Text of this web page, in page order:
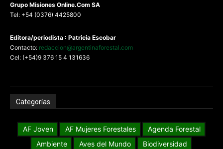
Grupo Misiones Online.Com SA
Tel: +54 (0376) 4425800
Editora/periodista : Patricia Escobar
Contacto: redaccion@argentinaforestal.com
Cel: (+54)9 376 15 4 131636
Categorías
AF Joven AF Mujeres Forestales
Agenda Forestal
Ambiente
Aves del Mundo
Biodiversidad